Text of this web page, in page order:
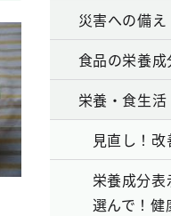
災害への備え
食品の栄養
栄養・食生活
見直し！
栄養成分表
選んで！健